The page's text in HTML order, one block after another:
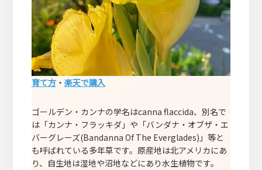
育て方・ 楽天で購入
ゴールデン・カンナの学名はcanna flaccida、別名で
は「カンナ・フラッキダ」や「バンダナ・オブザ・エ
バーグレーズ(Bandanna Of The Everglades)」等と
も呼ばれている多年草です。原産地は北アメリカにあ
り、自生地は湿地や沼地などにあり水生植物です。